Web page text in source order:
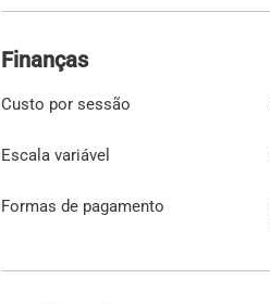
Finanças
Custo por sessão
Escala variável
Formas de pagamento